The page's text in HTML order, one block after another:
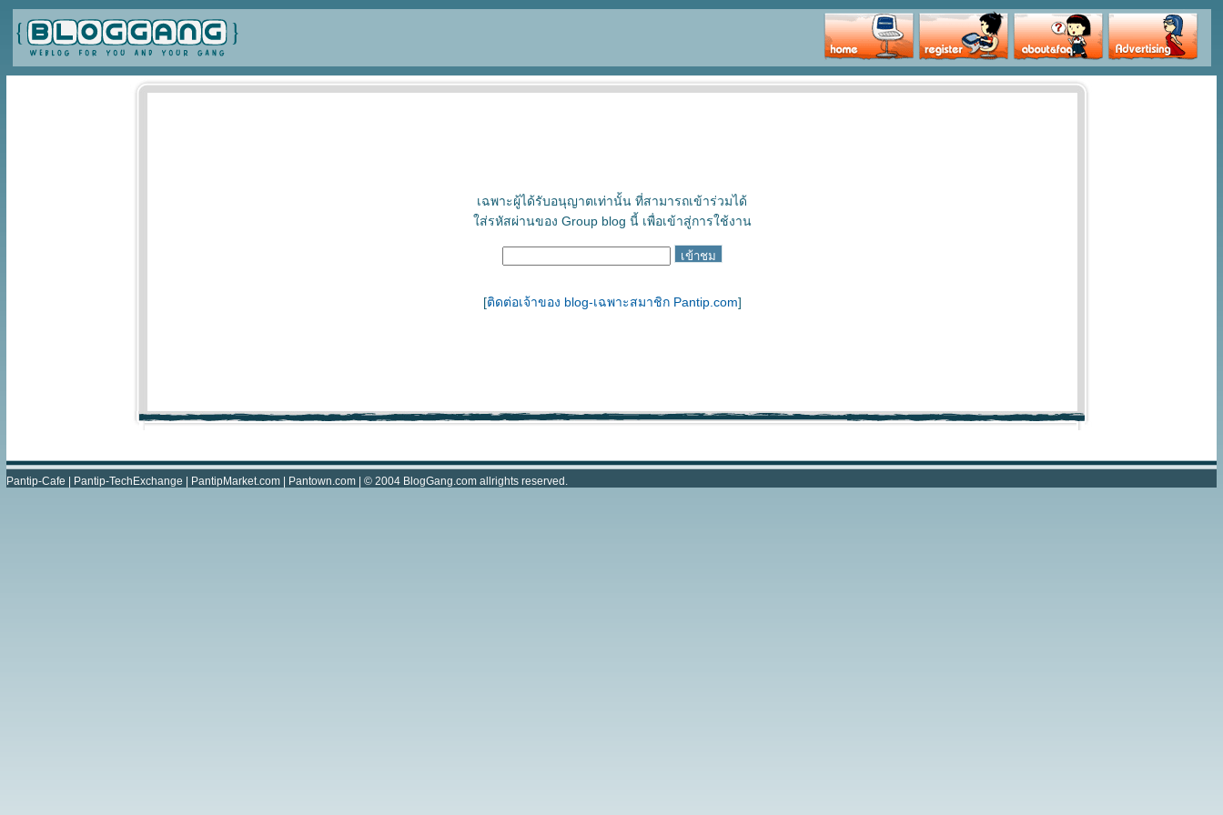
เฉพาะผู้ได้รับอนุญาตเท่านั้น ที่สามารถเข้าร่วมได้
ใส่รหัสผ่านของ Group blog นี้ เพื่อเข้าสู่การใช้งาน
[ติดต่อเจ้าของ blog-เฉพาะสมาชิก Pantip.com]
Pantip-Cafe Pantip-TechExchange PantipMarket.com Pantown.com | © 2004 BlogGang.com allrights reserved.